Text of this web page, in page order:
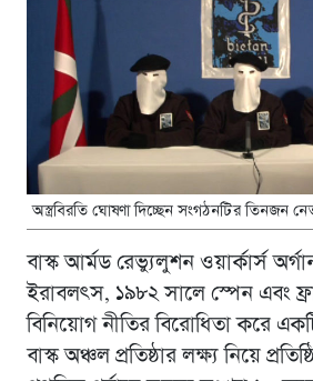
অস্ত্রবিরতি ঘোষণা দিচ্ছেন সংগঠনটির তিনজন
বাস্ক আর্মড রেভ্যুলুশন ওয়ার্কার্স
ইরাবলৎস, ১৯৮২ সালে স্পেন এবং
বিনিয়োগ নীতির বিরোধিতা করে
বাস্ক অঞ্চল প্রতিষ্ঠার লক্ষ্য নিয়ে